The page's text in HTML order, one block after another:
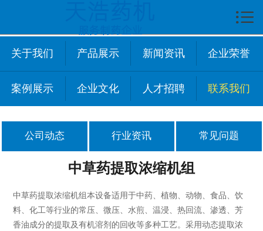
关于我们
企业文化
产品展示
新闻中心
技术资讯
案例展示
人才招聘

关于我们 产品展示 新闻资讯 企业荣誉
案例展示 企业文化 人才招聘 联系我们
公司动态 行业资讯 常见问题
中草药提取浓缩机组
中草药提取浓缩机组本设备适用于中药、植物、动物、食品、饮
料、化工等行业的常压、微压、水煎、温浸、热回流、渗透、芳
香油成分的提取及有机溶剂的回收等多种工艺。采用动态提取浓